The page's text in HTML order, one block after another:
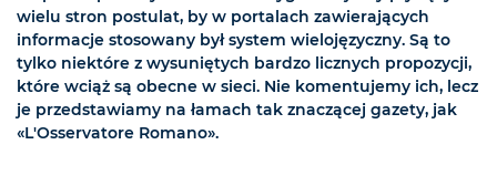
wielu stron postulat, by w portalach zawierających
informacje stosowany był system wielojęzyczny. Są to
tylko niektóre z wysuniętych bardzo licznych propozycji,
które wciąż są obecne w sieci. Nie komentujemy ich, lecz
je przedstawiamy na łamach tak znaczącej gazety, jak
«L'Osservatore Romano».